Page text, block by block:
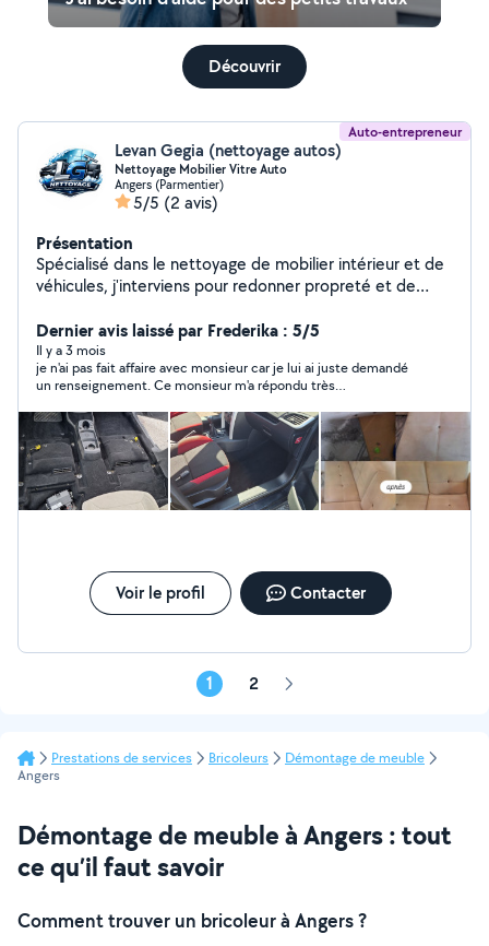
Découvrir
Auto-entrepreneur
Levan Gegia (nettoyage autos)
Nettoyage Mobilier Vitre Auto
Angers (Parmentier)
5/5 (2 avis)
Présentation
Spécialisé dans le nettoyage de mobilier intérieur et de
véhicules, j'interviens pour redonner propreté et de
moquettes et intérieurs de voiture. J'utilise des
méthodes professionnelles et des produits adaptés
pour un résultat soigné, efficace et respectueux des
matériaux. Sérieux et ponctuel, je m'engage à fournir un
travail de qualité avec un excellent rapport qualité-prix.
Interventions a domicile ou sur site Devis rapide sur
demande
Dernier avis laissé par Frederika : 5/5
Il y a 3 mois
je n'ai pas fait affaire avec monsieur car je lui ai juste demandé
un renseignement. Ce monsieur m'a répondu très
Voir le profil Contacter
1 2 Page
Prestations de services Bricoleurs
Démontage de meuble
Angers
Démontage de meuble à Angers : tout
ce qu’il faut savoir
Comment trouver un bricoleur à Angers ?